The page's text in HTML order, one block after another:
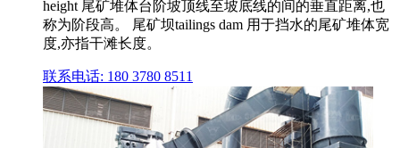
height 尾矿堆体台阶坡顶线至坡底线的间的垂直距离,也
称为阶段高。 尾矿坝tailings dam 用于挡水的尾矿堆体宽
度,亦指干滩长度。
联系电话: 180 3780 8511